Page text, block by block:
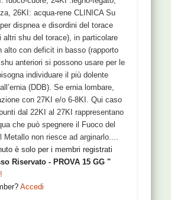
26KI: acqua-rene CLINICA Su
dispnea e disordini del torace
altri shu del torace), in particolare
alto con deficit in basso (rapporto
anteriori si possono usare per le
individuare il più dolente
(DDB). Se ernia lombare,
con 27KI e/o 6-8KI. Qui caso
dal 22KI al 27KI rappresentano
che può spegnere il Fuoco del
Metallo non riesce ad arginarlo....
è solo per i membri registrati
Riservato - PROVA 15 GG "
Accedi